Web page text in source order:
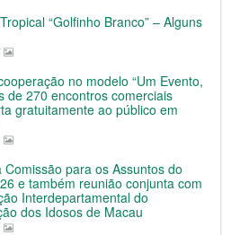
“Golfinho Branco” – Alguns
no modelo “Um Evento,
de 270 encontros comerciais
gratuitamente ao público em
Comissão para os Assuntos do
e também reunião conjunta com
Interdepartamental do
dos Idosos de Macau